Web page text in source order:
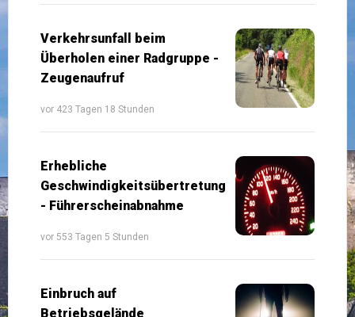
Verkehrsunfall beim
Überholen einer Radgruppe -
Zeugenaufruf
vor 423 Tagen 18 Stunden
Erhebliche
Geschwindigkeitsübertretung
- Führerscheinabnahme
vor 553 Tagen 5 Stunden
Einbruch auf
Betriebsgelände